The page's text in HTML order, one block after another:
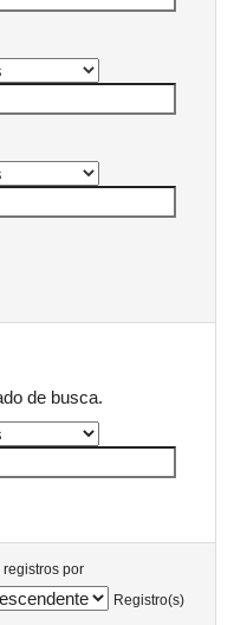
de busca.
registros por
Registro(s)